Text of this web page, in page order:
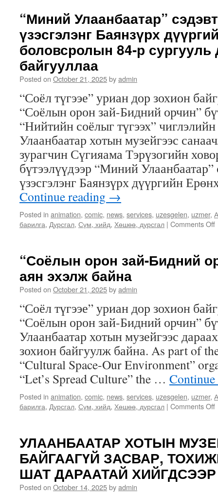
“Миний Улаанбаатар”
үзэсгэлэнг Баянзүрх
боловсролын 84-р сургууль
байгууллаа
Posted on October 21, 2025byadmin
“Соёл түгээе” уриан дор зохион
“Соёлын орон зай-Бидний орчин”
“Нийтийн соёлыг түгээх”
Улаанбаатар хотын музейгээс
зурагчин Сүгияама Тэрүзогийн
бүтээлүүдээр “Миний Улаанбаатар”
үзэсгэлэнг Баянзүрх дүүргийн
Continue reading →
Posted in animation, comic, news, services, uzesgelen, uzmer,
барилга, Дурсгал, Сүм, хийд, Хөшөө, дурсгал | Comments Off
р
“Соёлын орон зай-Бидний
аян эхэлж байна
Posted on October 21, 2025byadmin
“Соёл түгээе” уриан дор зохион
“Соёлын орон зай-Бидний орчин”
Улаанбаатар хотын музейгээс
зохион байгуулж байна. As part of
“Cultural Space-Our Environment”
“Let’s Spread Culture” the …
Posted in animation, comic, news, services, uzesgelen, uzmer,
барилга, Дурсгал, Сүм, хийд, Хөшөө, дурсгал | Comments Off
УЛААНБААТАР ХОТЫН
БАЙГААГҮЙ ЗАСВАР,
ШАТ ДАРААТАЙ
Posted on October 14, 2025byadmin